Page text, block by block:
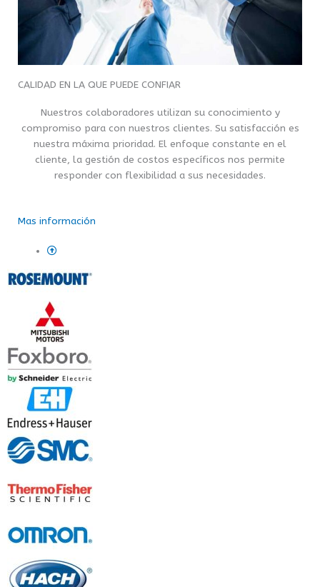
CALIDAD EN LA QUE PUEDE CONFIAR
Nuestros colaboradores utilizan su conocimiento y
compromiso para con nuestros clientes. Su satisfacción es
nuestra máxima prioridad. El enfoque constante en el
cliente, la gestión de costos específicos nos permite
responder con flexibilidad a sus necesidades.
Mas información